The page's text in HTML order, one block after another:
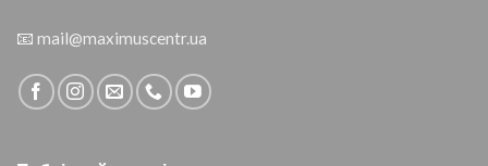
📧 mail@maximuscentr.ua